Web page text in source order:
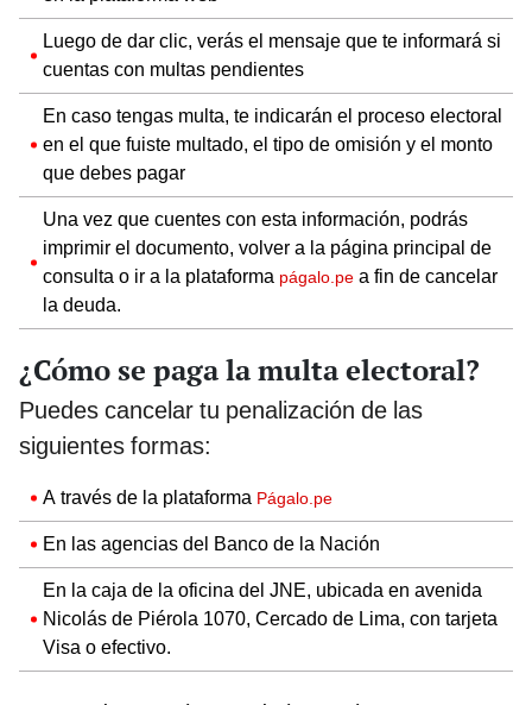
Luego de dar clic, verás el mensaje que te informará si
cuentas con multas pendientes
En caso tengas multa, te indicarán el proceso electoral
en el que fuiste multado, el tipo de omisión y el monto
que debes pagar
Una vez que cuentes con esta información, podrás
imprimir el documento, volver a la página principal de
consulta o ir a la plataforma págalo.pe a fin de cancelar
la deuda.
¿Cómo se paga la multa electoral?
Puedes cancelar tu penalización de las
siguientes formas:
A través de la plataforma Págalo.pe
En las agencias del Banco de la Nación
En la caja de la oficina del JNE, ubicada en avenida
Nicolás de Piérola 1070, Cercado de Lima, con tarjeta
Visa o efectivo.